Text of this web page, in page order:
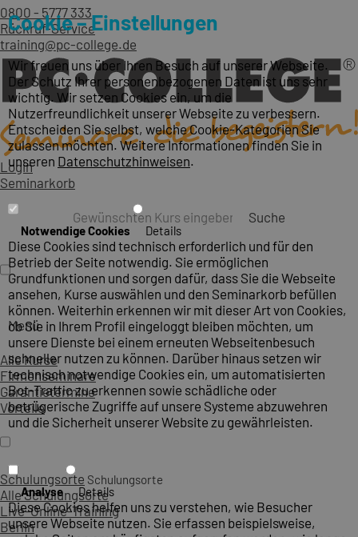
0800 - 5777 333
Rückruf-Service
training@pc-college.de
Login
Seminarkorb
Suche
Menü
Alle Kurse
Firmenseminare
Garantietermine
Vorteile
Schulungsorte Schulungsorte
Alle Schulungsorte
Live-Online-Training
Berlin
Cookie – Einstellungen
Wir freuen uns über Ihren Besuch auf unserer Webseite.
Der Schutz Ihrer personenbezogenen Daten ist uns sehr
wichtig. Wir setzen Cookies ein, um die
Nutzerfreundlichkeit unserer Webseite zu verbessern.
Entscheiden Sie selbst, welche Cookie-Kategorien Sie
zulassen möchten. Weitere Informationen finden Sie in
unseren Datenschutzhinweisen.
Notwendige Cookies Details
Diese Cookies sind technisch erforderlich und für den
Betrieb der Seite notwendig. Sie ermöglichen
Grundfunktionen und sorgen dafür, dass Sie die Webseite
ansehen, Kurse auswählen und den Seminarkorb befüllen
können. Weiterhin erkennen wir mit dieser Art von Cookies,
ob Sie in Ihrem Profil eingeloggt bleiben möchten, um
unsere Dienste bei einem erneuten Webseitenbesuch
schneller nutzen zu können. Darüber hinaus setzen wir
technisch notwendige Cookies ein, um automatisierten
Bot-Traffic zu erkennen sowie schädliche oder
betrügerische Zugriffe auf unsere Systeme abzuwehren
und die Sicherheit unserer Website zu gewährleisten.
Analyse Details
Diese Cookies helfen uns zu verstehen, wie Besucher
unsere Webseite nutzen. Sie erfassen beispielsweise,